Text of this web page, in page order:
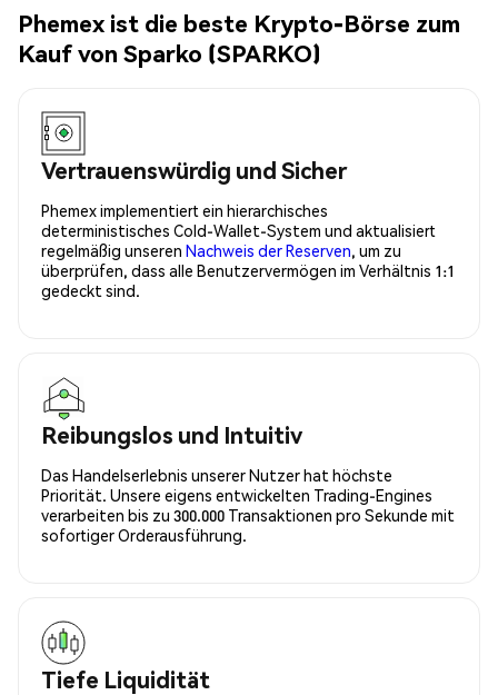
Phemex ist die beste Krypto-Börse zum
Kauf von Sparko (SPARKO)
Vertrauenswürdig und Sicher
Phemex implementiert ein hierarchisches
deterministisches Cold-Wallet-System und aktualisiert
regelmäßig unseren Nachweis der Reserven, um zu
überprüfen, dass alle Benutzervermögen im Verhältnis 1:1
gedeckt sind.
Reibungslos und Intuitiv
Das Handelserlebnis unserer Nutzer hat höchste
Priorität. Unsere eigens entwickelten Trading-Engines
verarbeiten bis zu 300.000 Transaktionen pro Sekunde mit
sofortiger Orderausführung.
Tiefe Liquidität